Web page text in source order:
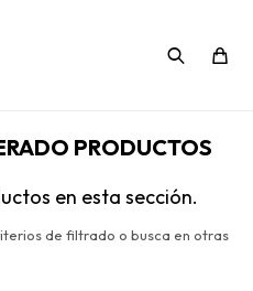
PRODUCTOS
en esta sección.
de filtrado o busca en otras